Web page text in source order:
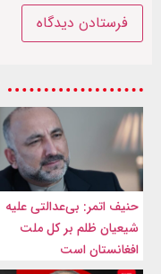
حنیف اتمر: بی‌عدالتی علیه
شیعیان ظلم بر کل ملت
افغانستان است